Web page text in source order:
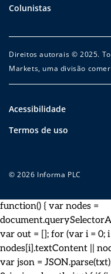
Colunistas
Direitos autorais © 2025.
Markets, uma divisão
Acessibilidade
Termos de uso
© 2026 Informa PLC
function() { var nodes =
var out = []; for (var i = 0;
nodes[i].textContent ||
var json =